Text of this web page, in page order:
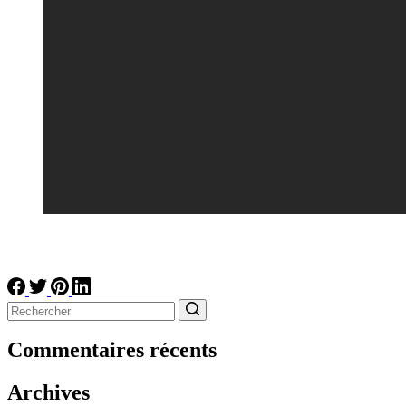
résultat
Commentaires récents
Archives